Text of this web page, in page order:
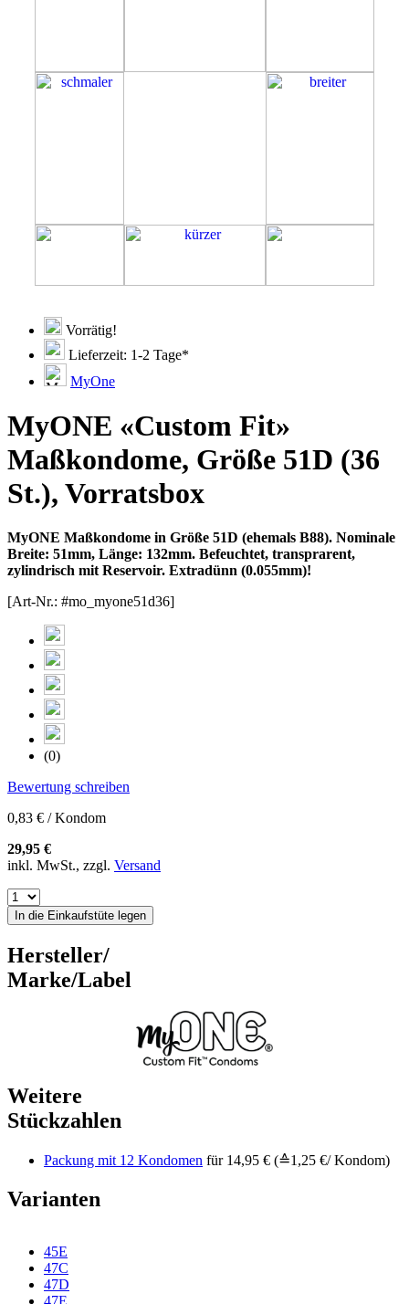
Vorrätig!
Lieferzeit: 1-2 Tage*
MyOne
MyONE «Custom Fit»
Maßkondome, Größe 51D (36
St.), Vorratsbox
MyONE Maßkondome in Größe 51D (ehemals B88). Nominale
Breite: 51mm, Länge: 132mm. Befeuchtet, transprarent,
zylindrisch mit Reservoir. Extradünn (0.055mm)!
[Art-Nr.: #mo_myone51d36]
(0)
Bewertung schreiben
0,83 € / Kondom
29,95 €
inkl. MwSt., zzgl. Versand
In die Einkaufstüte legen
Hersteller/
Marke/Label
Weitere
Stückzahlen
Packung mit 12 Kondomen für 14,95 € (≙1,25 €/ Kondom)
Varianten
45E
47C
47D